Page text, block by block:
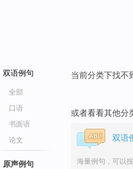
双语例句
全部
口语
书面语
论文
原声例句
当前分类下找不
或者看看其他分
双语
海量例句，可以